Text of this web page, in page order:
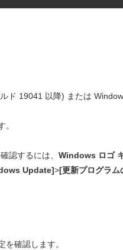
ド 19041 以降) または
認するには、 Windows ロゴ
Update]>[更新プログラム
確認します。